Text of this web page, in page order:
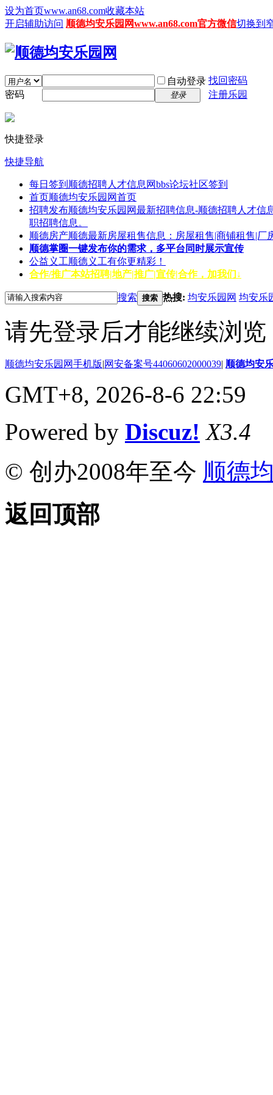
设为首页www.an68.com收藏本站
开启辅助访问 顺德均安乐园网www.an68.com官方微信切换到
自动登录 找回密码
密码
登录 注册乐园
快捷登录
快捷导航
每日签到 顺德招聘人才信息网bbs论坛社区签到
首页顺德均安乐园网首页
招聘发布顺德均安乐园网最新招聘信息-顺德招聘人才信
职招聘信息。
顺德房产顺德最新房屋租售信息：房屋租售|商铺租售|厂
顺德掌圈一键发布你的需求，多平台同时展示宣传
公益义工顺德义工有你更精彩！
合作/推广本站招聘|地产|推广|宣传|合作，加我们↓
搜索 搜索 热搜: 均安乐园网 均安乐
请先登录后才能继续浏览
顺德均安乐园网手机版|网安备案号44060602000039| 顺德均安
GMT+8, 2026-8-6 22:59
Powered by Discuz! X3.4
© 创办2008年至今 顺德
返回顶部